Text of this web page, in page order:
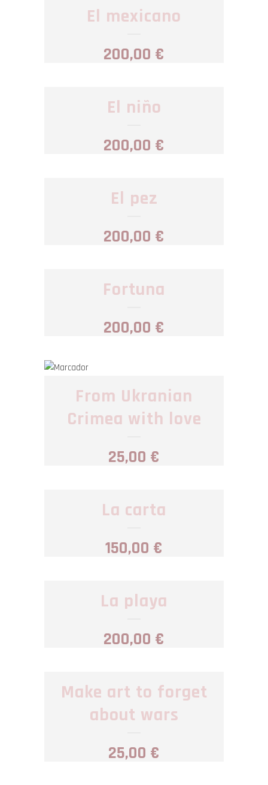
El mexicano
200,00 €
El niño
200,00 €
El pez
200,00 €
Fortuna
200,00 €
From Ukranian
Crimea with love
25,00 €
La carta
150,00 €
La playa
200,00 €
Make art to forget
about wars
25,00 €